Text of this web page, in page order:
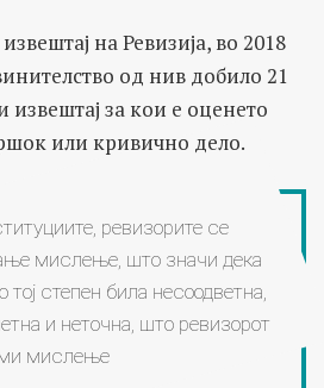
на Ревизија, во 2018
од нив добило 21
извештај за кои е оценето
или кривично дело.
ревизорите се
мислење, што значи дека
тој степен била несоодветна,
и неточна, што ревизорот
мислење